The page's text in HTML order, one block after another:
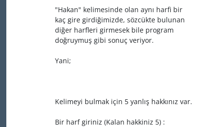
"Hakan" kelimesinde olan aynı harfi bir
kaç gire girdiğimizde, sözcükte bulunan
diğer harfleri girmesek bile program
doğruymuş gibi sonuç veriyor.
Yani;
Kelimeyi bulmak için 5 yanlış hakkınız var.
Bir harf giriniz (Kalan hakkiniz 5) :